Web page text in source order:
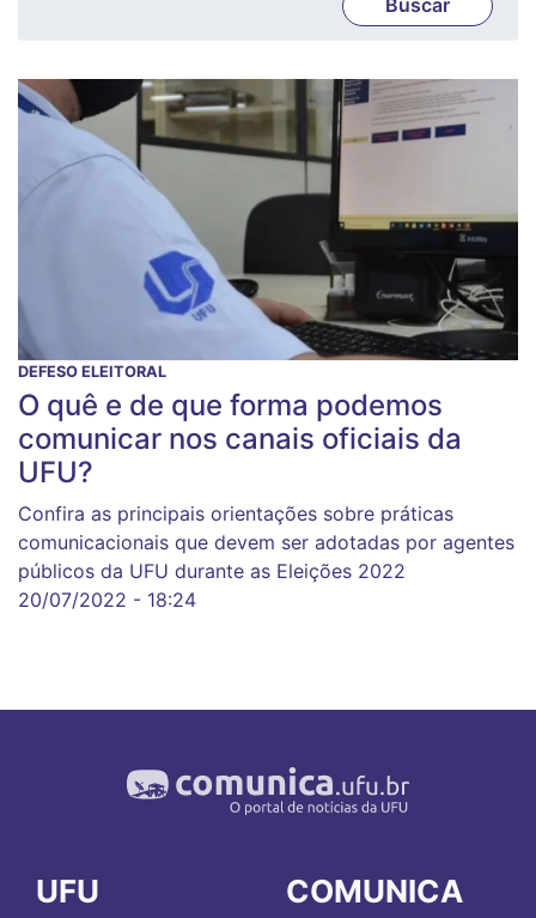
DEFESO ELEITORAL
O quê e de que forma podemos
comunicar nos canais oficiais da
UFU?
Confira as principais orientações sobre práticas
comunicacionais que devem ser adotadas por agentes
públicos da UFU durante as Eleições 2022
20/07/2022 - 18:24
UFU COMUNICA